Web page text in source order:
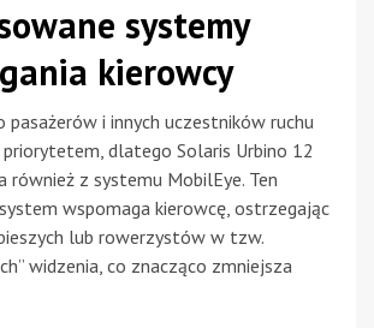
systemy
kierowcy
pasażerów i innych uczestników ruchu
dlatego Solaris Urbino 12
również z systemu MobilEye. Ten
wspomaga kierowcę, ostrzegając
lub rowerzystów w tzw.
widzenia, co znacząco zmniejsza